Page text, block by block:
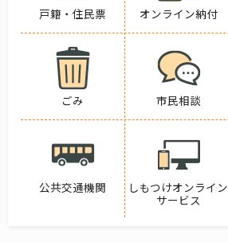
戸籍・住民票 オンライン納付
ごみ 市民相談
公共交通機関
しもつけオンライン
サービス